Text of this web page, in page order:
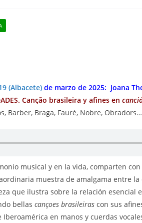
(Albacete) de marzo de 2025: Joana
Canção brasileira y afines en
Barber, Braga, Fauré, Nobre, Obradors…
musical y en la vida, comparten
muestra de amalgama entre
que ilustra sobre la relación esencial
bellas cançoes brasileiras con sus
en manos y cuerdas